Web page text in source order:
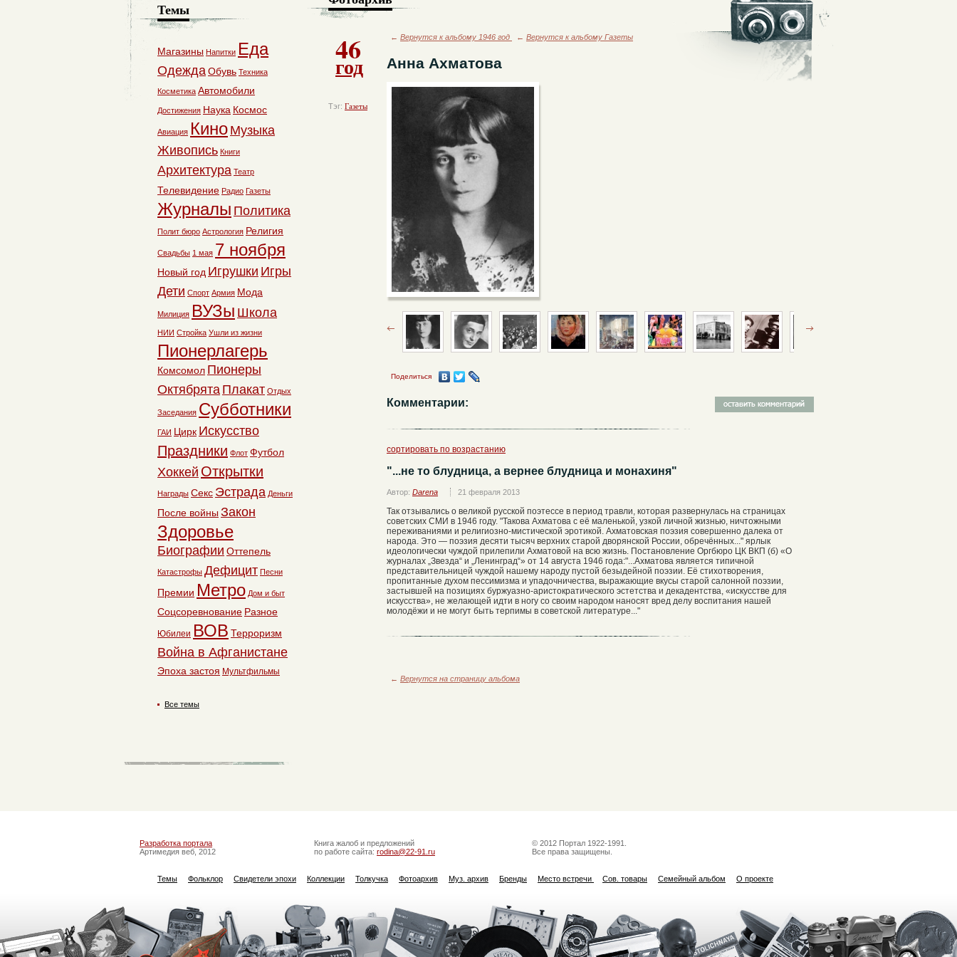
46
год
Тэг: Газеты
← Вернутся к альбому 1946 год ← Вернутся к альбому Газеты
Анна Ахматова
Поделиться
Комментарии:
сортировать по возрастанию
"...не то блудница, а вернее блудница и монахиня"
Автор: Darena 21 февраля 2013
Так отзывались о великой русской поэтессе в период травли, которая развернулась на страницах
советских СМИ в 1946 году. "Такова Ахматова с её маленькой, узкой личной жизнью, ничтожными
переживаниями и религиозно-мистической эротикой. Ахматовская поэзия совершенно далека от
народа. Это — поэзия десяти тысяч верхних старой дворянской России, обречённых..." ярлык
идеологически чуждой прилепили Ахматовой на всю жизнь. Постановление Оргбюро ЦК ВКП (б) «О
журналах „Звезда“ и „Ленинград“» от 14 августа 1946 года:"...Ахматова является типичной
представительницей чуждой нашему народу пустой безыдейной поэзии. Её стихотворения,
пропитанные духом пессимизма и упадочничества, выражающие вкусы старой салонной поэзии,
застывшей на позициях буржуазно-аристократического эстетства и декадентства, «искусстве для
искусства», не желающей идти в ногу со своим народом наносят вред делу воспитания нашей
молодёжи и не могут быть терпимы в советской литературе..."
← Вернутся на страницу альбома
Темы
Магазины Напитки Еда
ОдеждаОбувь Техника
Косметика Автомобили
Достижения Наука Космос
Авиация Кино Музыка
Живопись Книги
Архитектура Театр
Телевидение Радио Газеты
Журналы Политика
Полит бюро Астрология Религия
Свадьбы 1 мая 7 ноября
Новый год Игрушки Игры
Дети Спорт Армия Мода
Милиция ВУЗы Школа
НИИ Стройка Ушли из жизни
Пионерлагерь
Комсомол Пионеры
Октябрята Плакат Отдых
Заседания Субботники
ГАИ Цирк Искусство
Праздники Флот Футбол
Хоккей Открытки
Награды Секс Эстрада Деньги
После войны Закон
Здоровье
Биографии Оттепель
Катастрофы Дефицит Песни
Премии Метро Дом и быт
Соцсоревнование Разное
Юбилеи ВОВ Терроризм
Война в Афганистане
Эпоха застоя Мультфильмы
Все темы
Разработка портала
Артимедия веб, 2012
Книга жалоб и предложений
по работе сайта: rodina@22-91.ru
© 2012 Портал 1922-1991.
Все права защищены.
Темы Фольклор Свидетели эпохи Коллекции Толкучка Фотоархив Муз. архив Бренды Место встречи Сов. товары Семейный альбом О проекте